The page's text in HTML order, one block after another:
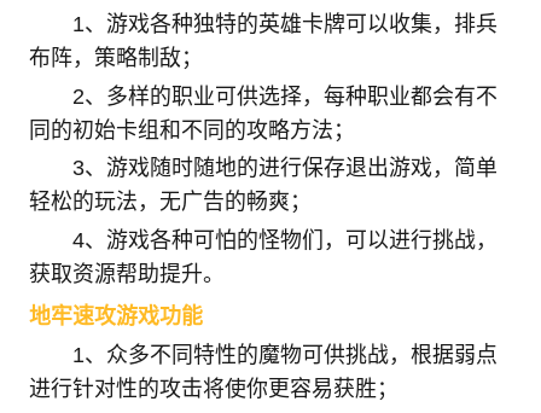
1、游戏各种独特的英雄卡牌可以收集，排兵
布阵，策略制敌；
2、多样的职业可供选择，每种职业都会有不
同的初始卡组和不同的攻略方法；
3、游戏随时随地的进行保存退出游戏，简单
轻松的玩法，无广告的畅爽；
4、游戏各种可怕的怪物们，可以进行挑战，
获取资源帮助提升。
地牢速攻游戏功能
1、众多不同特性的魔物可供挑战，根据弱点
进行针对性的攻击将使你更容易获胜；